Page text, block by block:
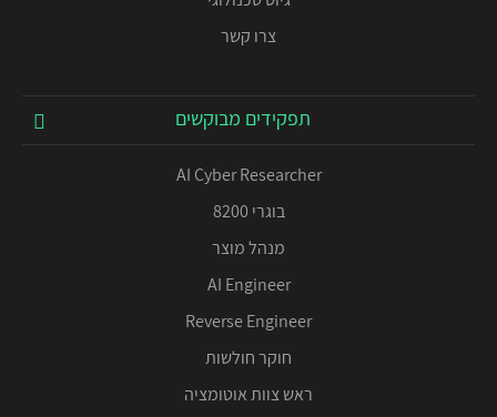
צרו קשר
תפקידים מבוקשים
AI Cyber Researcher
בוגרי 8200
מנהל מוצר
AI Engineer
Reverse Engineer
חוקר חולשות
ראש צוות אוטומציה